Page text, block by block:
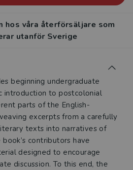
hos våra återförsäljare som
utanför Sverige
beginning undergraduate
introduction to postcolonial
parts of the English-
excerpts from a carefully
texts into narratives of
contributors have
designed to encourage
discussion. To this end, the